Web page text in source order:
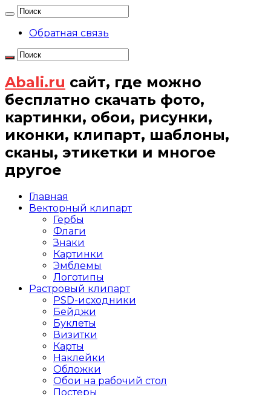
Обратная связь
Abali.ru сайт, где можно
бесплатно скачать фото,
картинки, обои, рисунки,
иконки, клипарт, шаблоны,
сканы, этикетки и многое
другое
Главная
Векторный клипарт
Гербы
Флаги
Знаки
Картинки
Эмблемы
Логотипы
Растровый клипарт
PSD-исходники
Бейджи
Буклеты
Визитки
Карты
Наклейки
Обложки
Обои на рабочий стол
Постеры